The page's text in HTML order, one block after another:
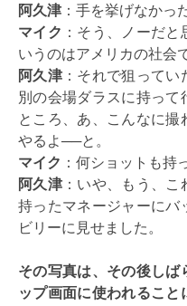
阿久津 ：手を挙げなかっ
マイク ：そう、ノーだ
いうのはアメリカの社会
阿久津 ：それで狙って
別の会場ダラスに持って
ところ、あ、こんなに撮
やるよ──と。
マイク ：何ショットも持
阿久津 ：いや、もう、
持ったマネージャーにバ
ビリーに見せました。
その写真は、その後しば
ップ画面に使われること